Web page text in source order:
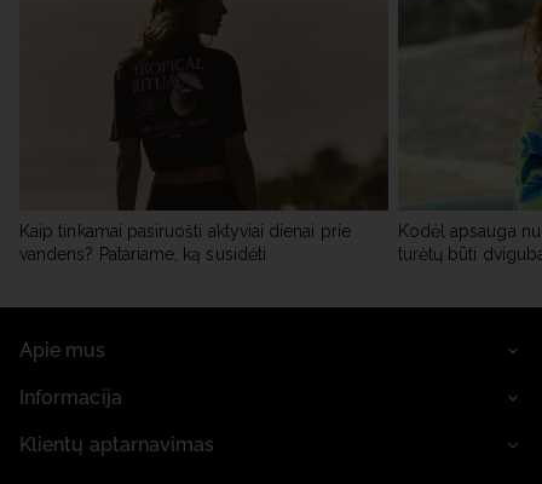
Kaip tinkamai pasiruošti aktyviai dienai prie
vandens? Patariame, ką susidėti
Kodėl apsauga
turėtų būti
Apie mus
Informacija
Klientų aptarnavimas